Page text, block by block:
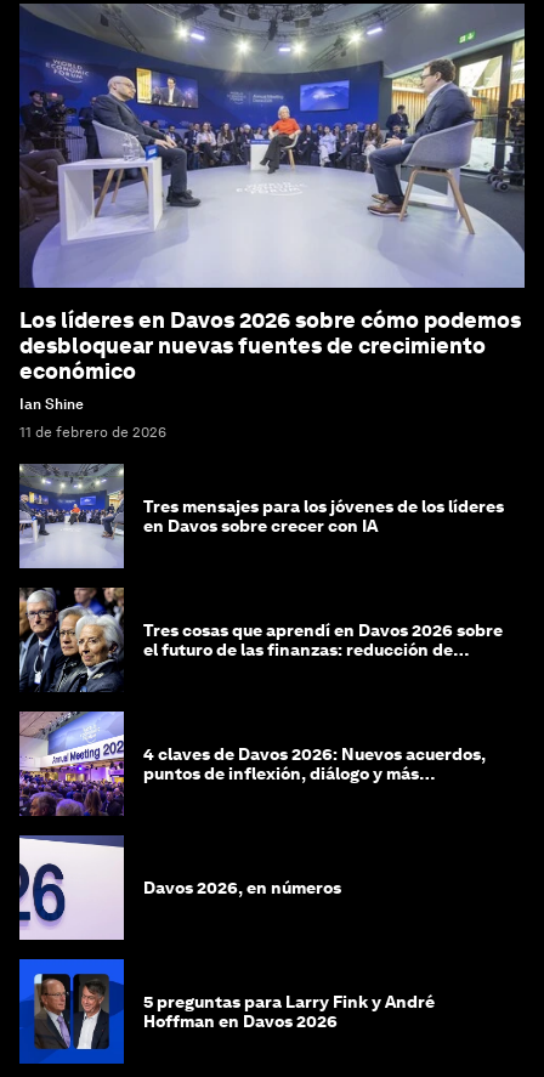
Los líderes en Davos 2026 sobre cómo podemos
desbloquear nuevas fuentes de crecimiento
económico
Ian Shine
11 de febrero de 2026
Tres mensajes para los jóvenes de los líderes
en Davos sobre crecer con IA
Tres cosas que aprendí en Davos 2026 sobre
el futuro de las finanzas: reducción de
4 claves de Davos 2026: Nuevos acuerdos,
puntos de inflexión, diálogo y más
Davos 2026, en números
5 preguntas para Larry Fink y André
Hoffman en Davos 2026